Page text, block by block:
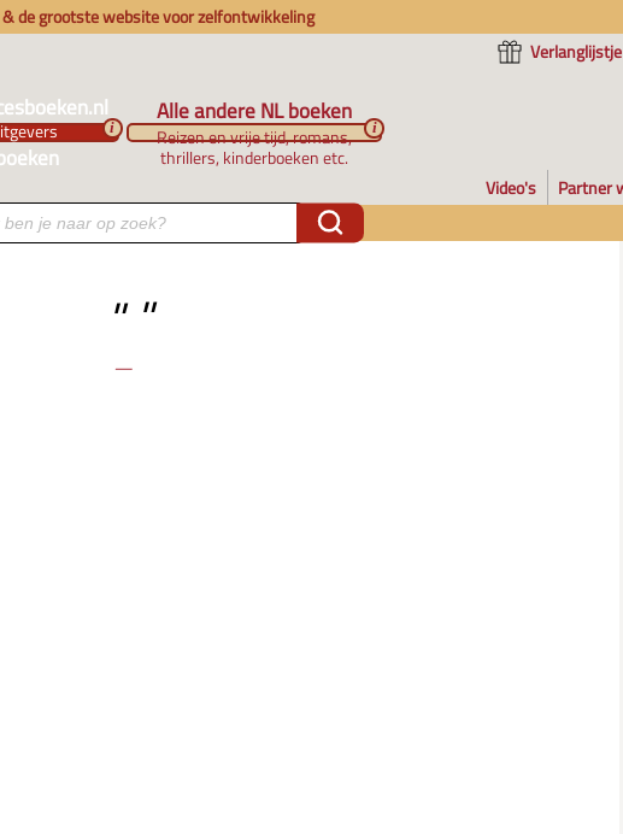
de grootste website voor zelfontwikkeling
Verlanglijstje
i
Alle andere NL boeken
Reizen en vrije tijd, romans,
thrillers, kinderboeken etc.
i
Video's Partner